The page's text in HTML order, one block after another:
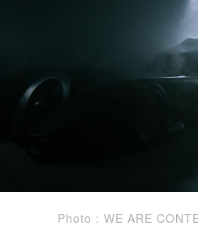
Photo : WE ARE